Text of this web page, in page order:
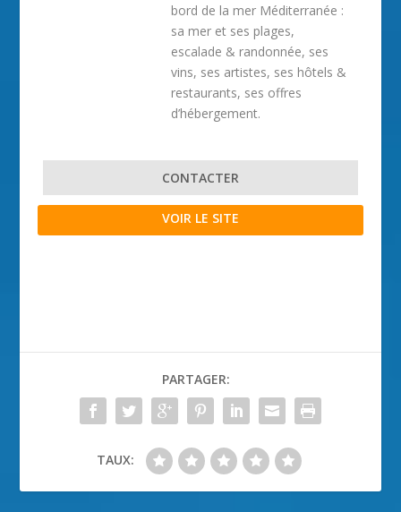
bord de la mer Méditerranée :
sa mer et ses plages,
escalade & randonnée, ses
vins, ses artistes, ses hôtels &
restaurants, ses offres
d’hébergement.
CONTACTER
VOIR LE SITE
PARTAGER:
TAUX: